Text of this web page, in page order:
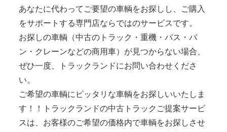
あなたに代わってご要望の車輌をお探しし、ご購入
をサポートする専門店ならではのサービスです。
お探しの車輌（中古のトラック・重機・バス・バ
ン・クレーンなどの商用車）が見つからない場合、
ぜひ一度、トラックランドにお問い合わせくださ
い。
ご希望の車輌にピッタリな車輌をお探しいいたしま
す！！トラックランドの中古トラックご提案サービ
スは、お客様のご希望の価格内で車輌をお探しさせ